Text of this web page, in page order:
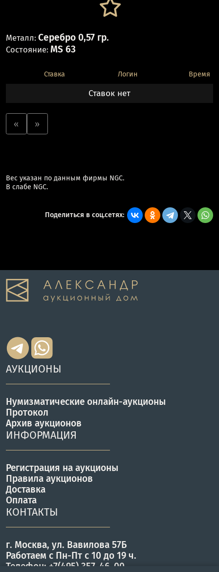
Металл: Серебро 0,57 гр.
Состояние: MS 63
Ставка Логин Время
Ставок нет
« »
Вес указан по данным фирмы NGC.
В слабе NGC.
Поделиться в соц.сетях:
АУКЦИОНЫ
Нумизматические онлайн-аукционы
Протокол
Архив аукционов
ИНФОРМАЦИЯ
Регистрация на аукционы
Правила аукционов
Доставка
Оплата
КОНТАКТЫ
г. Москва, ул. Вавилова 57Б
Работаем с Пн-Пт с 10 до 19 ч.
Телефон: +7(495) 357-46-00